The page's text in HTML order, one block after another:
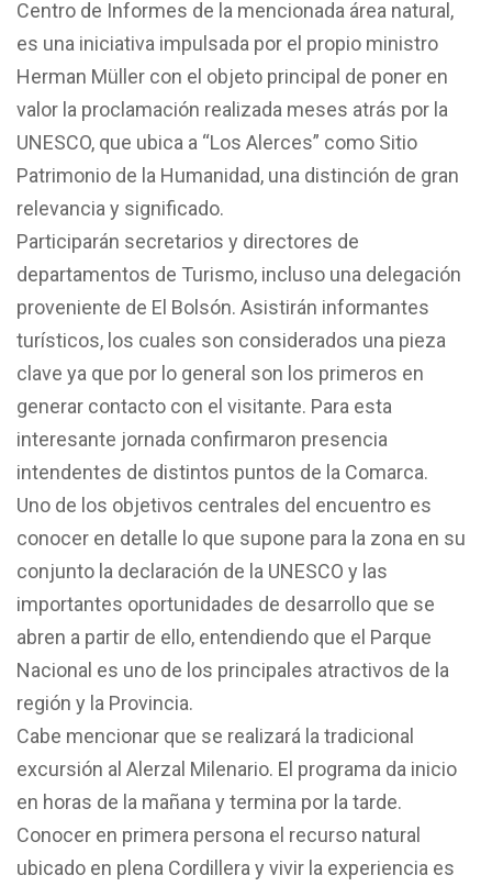
Centro de Informes de la mencionada área natural,
es una iniciativa impulsada por el propio ministro
Herman Müller con el objeto principal de poner en
valor la proclamación realizada meses atrás por la
UNESCO, que ubica a “Los Alerces” como Sitio
Patrimonio de la Humanidad, una distinción de gran
relevancia y significado.
Participarán secretarios y directores de
departamentos de Turismo, incluso una delegación
proveniente de El Bolsón. Asistirán informantes
turísticos, los cuales son considerados una pieza
clave ya que por lo general son los primeros en
generar contacto con el visitante. Para esta
interesante jornada confirmaron presencia
intendentes de distintos puntos de la Comarca.
Uno de los objetivos centrales del encuentro es
conocer en detalle lo que supone para la zona en su
conjunto la declaración de la UNESCO y las
importantes oportunidades de desarrollo que se
abren a partir de ello, entendiendo que el Parque
Nacional es uno de los principales atractivos de la
región y la Provincia.
Cabe mencionar que se realizará la tradicional
excursión al Alerzal Milenario. El programa da inicio
en horas de la mañana y termina por la tarde.
Conocer en primera persona el recurso natural
ubicado en plena Cordillera y vivir la experiencia es